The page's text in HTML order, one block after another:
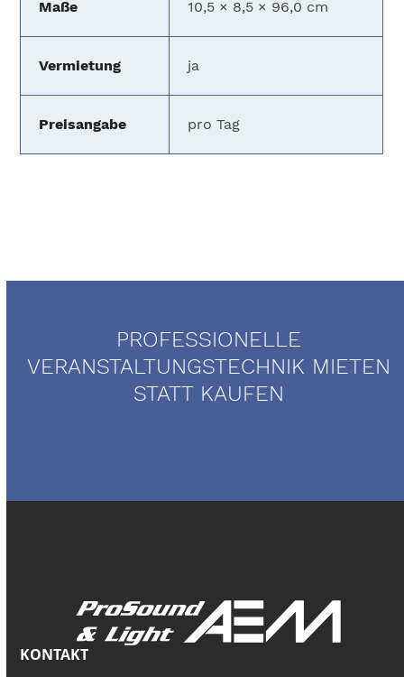
Maße 10,5 × 8,5 × 96,0 cm
Vermietung ja
Preisangabe pro Tag
PROFESSIONELLE
VERANSTALTUNGSTECHNIK MIETEN
STATT KAUFEN
KONTAKT